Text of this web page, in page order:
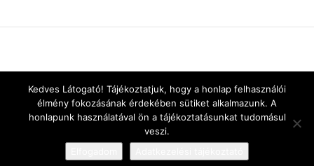
Kedves Látogató! Tájékoztatjuk, hogy a honlap felhasználói
élmény fokozásának érdekében sütiket alkalmazunk. A
honlapunk használatával ön a tájékoztatásunkat tudomásul
veszi.